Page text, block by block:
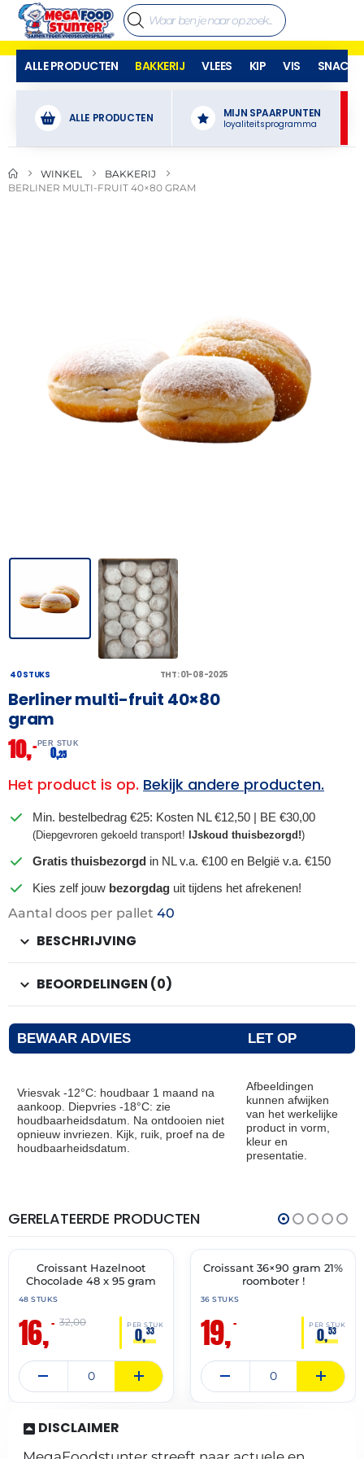
ALLE PRODUCTEN BAKKERIJ VLEES KIP VIS SNACKS
ALLE PRODUCTEN MIJN SPAARPUNTEN
loyaliteitsprogramma
WINKEL
BAKKERIJ
BERLINER MULTI-FRUIT 40×80 GRAM
40 STUKS THT: 01-08-2025
Berliner multi-fruit 40×80
gram
10,– PER STUK
0,25
Het product is op. Bekijk andere producten.
Min. bestelbedrag €25: Kosten NL €12,50 | BE €30,00
(Diepgevroren gekoeld transport! IJskoud thuisbezorgd!)
Gratis thuisbezorgd in NL v.a. €100 en België v.a. €150
Kies zelf jouw bezorgdag uit tijdens het afrekenen!
Aantal doos per pallet 40
BESCHRIJVING
BEOORDELINGEN (0)
BEWAAR ADVIES LET OP
Vriesvak -12°C: houdbaar 1 maand na
aankoop. Diepvries -18°C: zie
houdbaarheidsdatum. Na ontdooien niet
opnieuw invriezen. Kijk, ruik, proef na de
houdbaarheidsdatum.
Afbeeldingen
kunnen afwijken
van het werkelijke
product in vorm,
kleur en
presentatie.
GERELATEERDE PRODUCTEN
🔥 OP=OP
THT:
31-
Croissant Hazelnoot
Chocolade 48 x 95 gram
48 STUKS
16,– PER STUK
0,33
32,00
🔥 OP=OP
Croissant 36×90 gram 21%
roomboter !
36 STUKS
19,– PER STUK
0,53
DISCLAIMER